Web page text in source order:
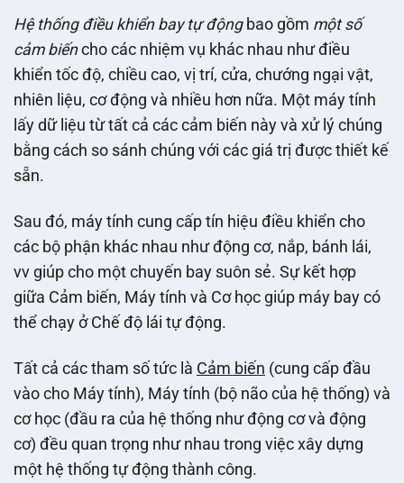
Hệ thống điều khiển bay tự độngbao gồm một số
cảm biếncho các nhiệm vụ khác nhau như điều
khiển tốc độ, chiều cao, vị trí, cửa, chướng ngại vật,
nhiên liệu, cơ động và nhiều hơn nữa. Một máy tính
lấy dữ liệu từ tất cả các cảm biến này và xử lý chúng
bằng cách so sánh chúng với các giá trị được thiết kế
sẵn.
Sau đó, máy tính cung cấp tín hiệu điều khiển cho
các bộ phận khác nhau như động cơ, nắp, bánh lái,
vv giúp cho một chuyến bay suôn sẻ. Sự kết hợp
giữa Cảm biến, Máy tính và Cơ học giúp máy bay có
thể chạy ở Chế độ lái tự động.
Tất cả các tham số tức là Cảm biến (cung cấp đầu
vào cho Máy tính), Máy tính (bộ não của hệ thống) và
cơ học (đầu ra của hệ thống như động cơ và động
cơ) đều quan trọng như nhau trong việc xây dựng
một hệ thống tự động thành công.